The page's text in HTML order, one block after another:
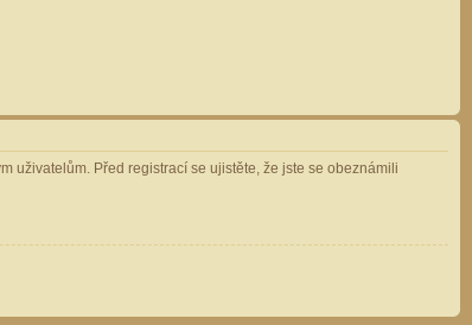
uživatelům. Před registrací se ujistěte, že jste se obeznámili